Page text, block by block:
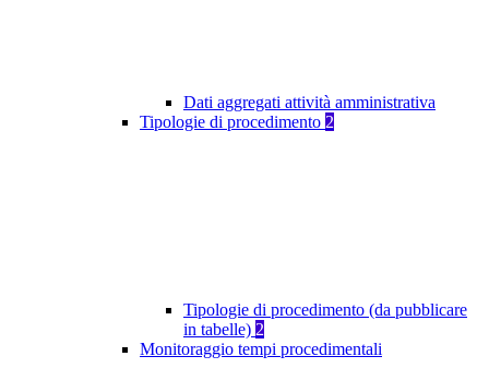
Dati aggregati attività amministrativa
Tipologie di procedimento 2
Tipologie di procedimento (da pubblicare
in tabelle) 2
Monitoraggio tempi procedimentali